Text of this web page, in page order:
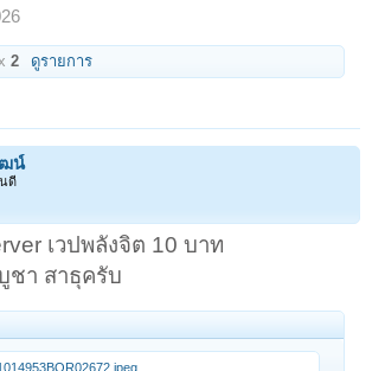
2 ดูรายการ
ฒน์
ดี
เวปพลังจิต 10 บาท
ชา สาธุครับ